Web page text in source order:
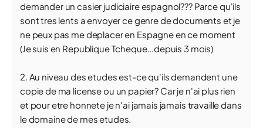
demander un casier judiciaire espagnol??? Parce qu'ils
sont tres lents a envoyer ce genre de documents et je
ne peux pas me deplacer en Espagne en ce moment
(Je suis en Republique Tcheque...depuis 3 mois)
2. Au niveau des etudes est-ce qu'ils demandent une
copie de ma license ou un papier? Car je n'ai plus rien
et pour etre honnete je n'ai jamais jamais travaille dans
le domaine de mes etudes.